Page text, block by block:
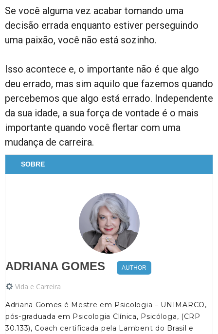
Se você alguma vez acabar tomando uma
decisão errada enquanto estiver perseguindo
uma paixão, você não está sozinho.
Isso acontece e, o importante não é que algo
deu errado, mas sim aquilo que fazemos quando
percebemos que algo está errado. Independente
da sua idade, a sua força de vontade é o mais
importante quando você flertar com uma
mudança de carreira.
SOBRE
ADRIANA GOMES AUTHOR
Vida e Carreira
Adriana Gomes é Mestre em Psicologia – UNIMARCO,
pós-graduada em Psicologia Clínica, Psicóloga, (CRP
30.133), Coach certificada pela Lambent do Brasil e